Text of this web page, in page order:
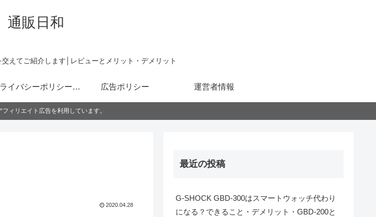
通販日和
えてご紹介します│レビューとメリット・デメリット
プライバシーポリシー・免責事項 広告ポリシー 運営者情報
フィリエイト広告を利用しています。
2020.04.28
最近の投稿
G-SHOCK GBD-300はスマートウォッチ代わり
になる？できること・デメリット・GBD-200と